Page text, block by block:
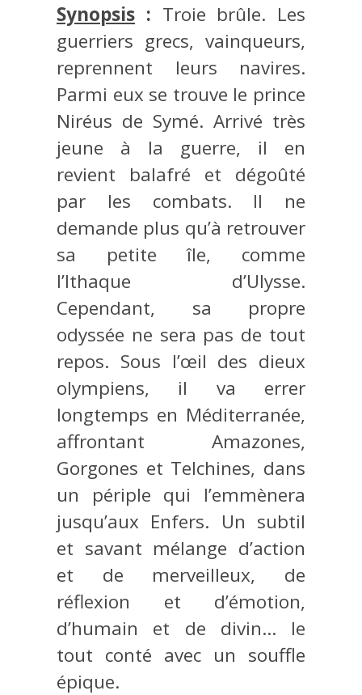
Synopsis : Troie brûle. Les
guerriers grecs, vainqueurs,
reprennent leurs navires.
Parmi eux se trouve le prince
Niréus de Symé. Arrivé très
jeune à la guerre, il en
revient balafré et dégoûté
par les combats. Il ne
demande plus qu’à retrouver
sa petite île, comme
l’Ithaque d’Ulysse.
Cependant, sa propre
odyssée ne sera pas de tout
repos. Sous l’œil des dieux
olympiens, il va errer
longtemps en Méditerranée,
affrontant Amazones,
Gorgones et Telchines, dans
un périple qui l’emmènera
jusqu’aux Enfers. Un subtil
et savant mélange d’action
et de merveilleux, de
réflexion et d’émotion,
d’humain et de divin… le
tout conté avec un souffle
épique.